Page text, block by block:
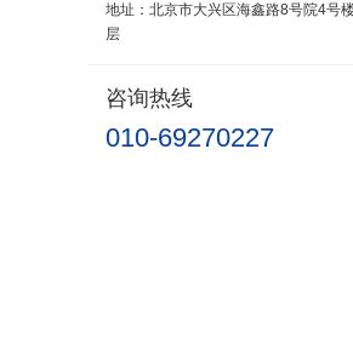
地址：北京市大兴区海鑫路8号院4号
层
咨询热线
010-69270227